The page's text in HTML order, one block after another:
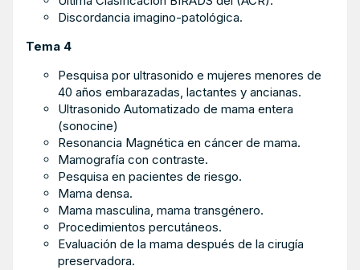
Discordancia imagino-patológica.
Tema 4
Pesquisa por ultrasonido e mujeres menores de
40 años embarazadas, lactantes y ancianas.
Ultrasonido Automatizado de mama entera
(sonocine)
Resonancia Magnética en cáncer de mama.
Mamografía con contraste.
Pesquisa en pacientes de riesgo.
Mama densa.
Mama masculina, mama transgénero.
Procedimientos percutáneos.
Evaluación de la mama después de la cirugía
preservadora.